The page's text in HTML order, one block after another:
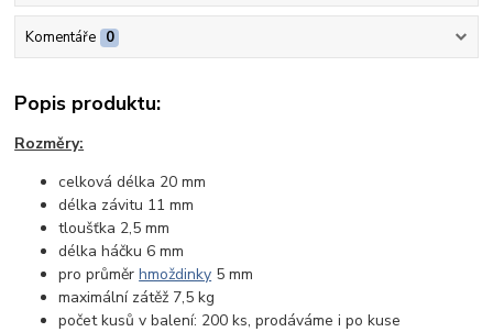
Komentáře 0
Popis produktu:
Rozměry:
celková délka 20 mm
délka závitu 11 mm
tloušťka 2,5 mm
délka háčku 6 mm
pro průměrhmoždinky 5 mm
maximální zátěž 7,5 kg
počet kusů v balení: 200 ks, prodáváme i po kuse